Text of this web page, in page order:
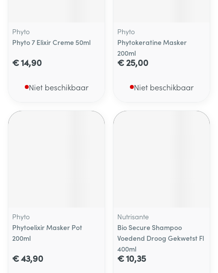
Phyto
Phyto 7 Elixir Creme 50ml
€ 14,90
Niet beschikbaar
Phyto
Phytokeratine Masker
200ml
€ 25,00
Niet beschikbaar
Phyto
Phytoelixir Masker Pot
200ml
€ 43,90
Nutrisante
Bio Secure Shampoo
Voedend Droog Gekwetst Fl
400ml
€ 10,35